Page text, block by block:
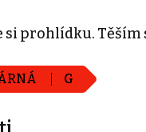
prohlídku. Těším
G